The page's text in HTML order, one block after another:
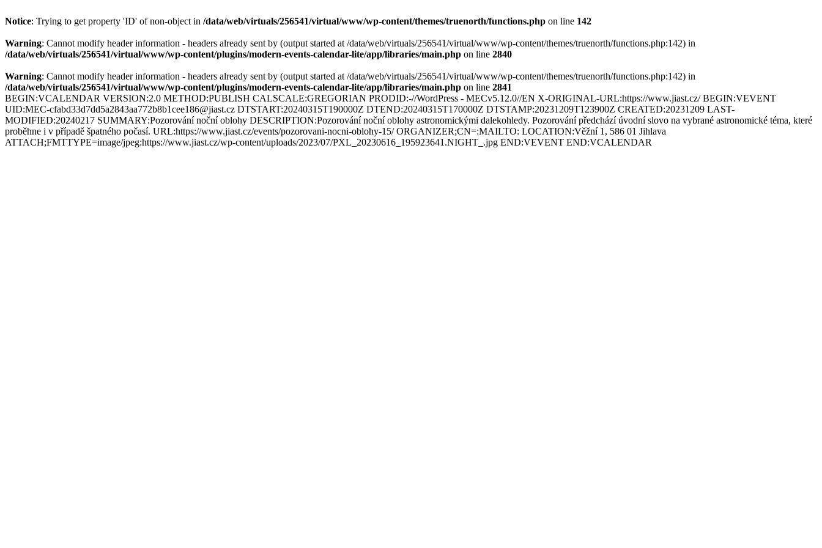
Notice: Trying to get property 'ID' of non-object in /data/web/virtuals/256541/virtual/www/wp-content/themes/truenorth/functions.php on line 142
Warning: Cannot modify header information - headers already sent by (output started at /data/web/virtuals/256541/virtual/www/wp-content/themes/truenorth/functions.php:142) in
/data/web/virtuals/256541/virtual/www/wp-content/plugins/modern-events-calendar-lite/app/libraries/main.php on line 2840
Warning: Cannot modify header information - headers already sent by (output started at /data/web/virtuals/256541/virtual/www/wp-content/themes/truenorth/functions.php:142) in
/data/web/virtuals/256541/virtual/www/wp-content/plugins/modern-events-calendar-lite/app/libraries/main.php on line 2841
BEGIN:VCALENDAR VERSION:2.0 METHOD:PUBLISH CALSCALE:GREGORIAN PRODID:-//WordPress - MECv5.12.0//EN X-ORIGINAL-URL:https://www.jiast.cz/ BEGIN:VEVENT
UID:MEC-cfabd33d7dd5a2843aa772b8b1cee186@jiast.cz DTSTART:20240315T190000Z DTEND:20240315T170000Z DTSTAMP:20231209T123900Z CREATED:20231209 LAST-
MODIFIED:20240217 SUMMARY:Pozorování noční oblohy DESCRIPTION:Pozorování noční oblohy astronomickými dalekohledy. Pozorování předchází úvodní slovo na vybrané astronomické téma, které
proběhne i v případě špatného počasí. URL:https://www.jiast.cz/events/pozorovani-nocni-oblohy-15/ ORGANIZER;CN=:MAILTO: LOCATION:Věžní 1, 586 01 Jihlava
ATTACH;FMTTYPE=image/jpeg:https://www.jiast.cz/wp-content/uploads/2023/07/PXL_20230616_195923641.NIGHT_.jpg END:VEVENT END:VCALENDAR